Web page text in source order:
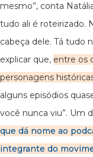
mesmo”, conta
tudo ali é roteirizado.
cabeça dele. Tá tudo
explicar que, entre os
personagens
alguns episódios
você nunca viu”. Um
que dá nome ao
integrante do